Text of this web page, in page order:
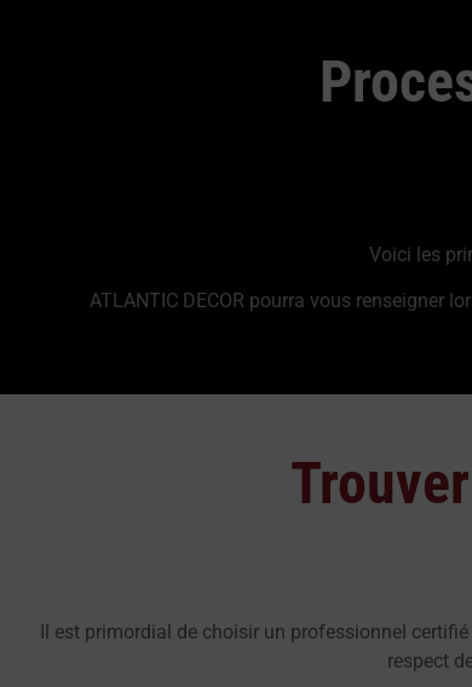
Voici les
ATLANTIC DECOR pourra vous renseigner
Il est primordial de choisir un professionnel certifié
respect